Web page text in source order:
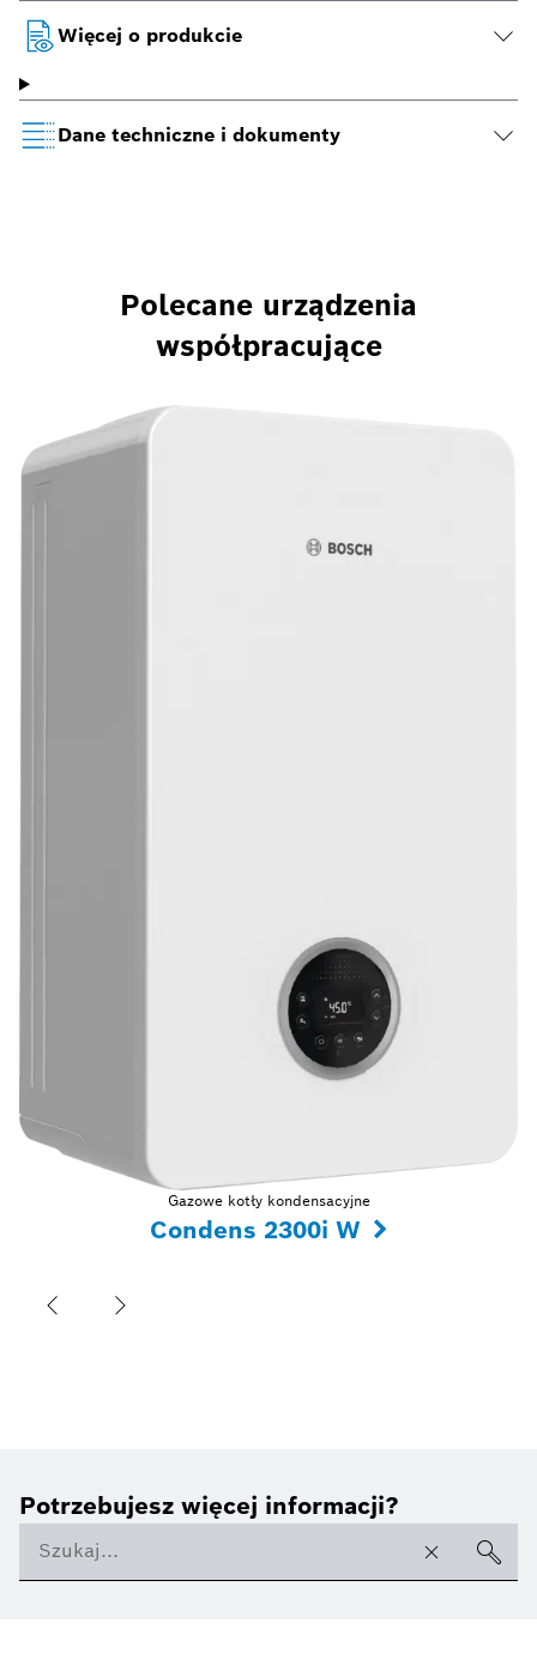
Więcej o produkcie
Dane techniczne i dokumenty
Polecane urządzenia
współpracujące
Gazowe kotły kondensacyjne
Condens 2300i W
Potrzebujesz więcej informacji?